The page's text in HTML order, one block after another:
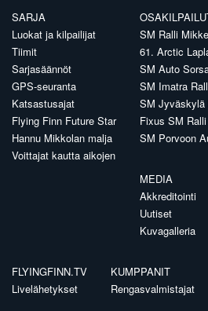
SARJA
Luokat ja kilpailijat
Tiimit
Sarjasäännöt
GPS-seuranta
Katsastusajat
Flying Finn Future Star
Hannu Mikkolan malja
Voittajat kautta aikojen
SM Ralli
61. Arctic
SM Auto
SM Imatra
SM Jyväskylä
Fixus SM
SM Porvoon
MEDIA
Akkreditointi
Uutiset
Kuvagalleria
FLYINGFINN.TV
Livelähetykset
KUMPPANIT
Rengasvalmistajat